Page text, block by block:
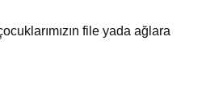
file yada ağlara